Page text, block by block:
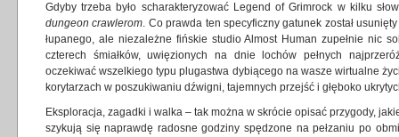
Gdyby trzeba było scharakteryzować Legend of Grimrock w kilku
dungeon crawlerom. Co prawda ten specyficzny gatunek został
łupanego, ale niezależne fińskie studio Almost Human zupełnie nic
czterech śmiałków, uwięzionych na dnie lochów pełnych
oczekiwać wszelkiego typu plugastwa dybiącego na wasze wirtualne
korytarzach w poszukiwaniu dźwigni, tajemnych przejść i głęboko
Eksploracja, zagadki i walka – tak można w skrócie opisać przygody,
szykują się naprawdę radosne godziny spędzone na pełzaniu po